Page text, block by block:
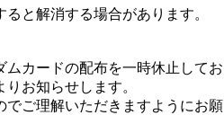
と解消する場合があります。
カードの配布を一時休止して
お知らせします。
ご理解いただきますようにお願